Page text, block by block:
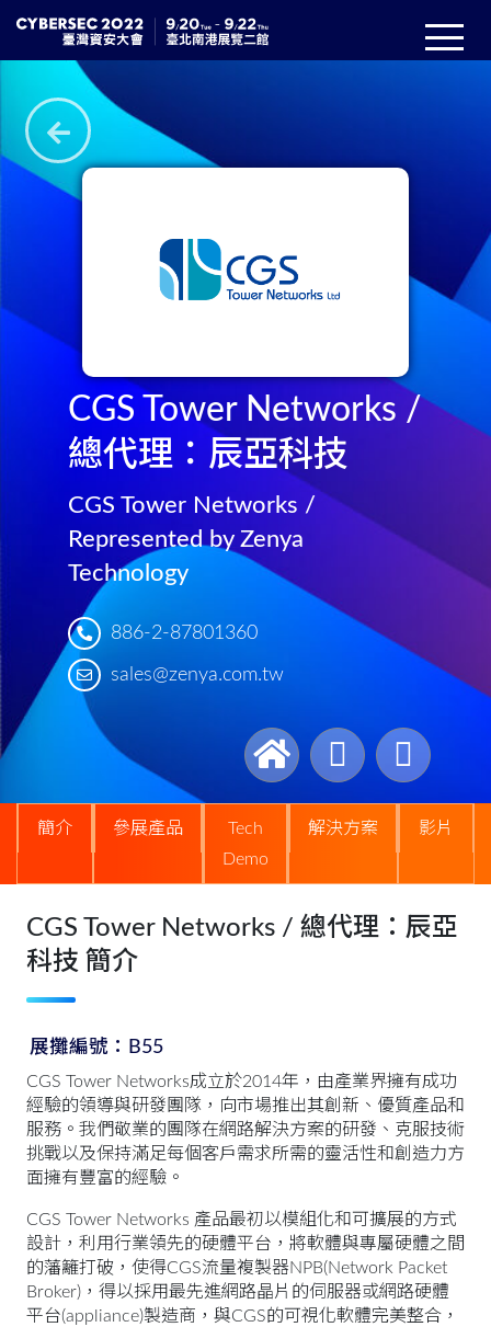
CGS Tower Networks /
總代理：辰亞科技
CGS Tower Networks /
Represented by Zenya
Technology
886-2-87801360
sales@zenya.com.tw
簡介 參展產品
Tech
Demo
解決方案 影片
CGS Tower Networks / 總代理：辰亞
科技 簡介
展攤編號：B55
CGS Tower Networks成立於2014年，由產業界擁有成功
經驗的領導與研發團隊，向市場推出其創新、優質產品和
服務。我們敬業的團隊在網路解決方案的研發、克服技術
挑戰以及保持滿足每個客戶需求所需的靈活性和創造力方
面擁有豐富的經驗。
CGS Tower Networks 產品最初以模組化和可擴展的方式
設計，利用行業領先的硬體平台，將軟體與專屬硬體之間
的藩籬打破，使得CGS流量複製器NPB(Network Packet
Broker)，得以採用最先進網路晶片的伺服器或網路硬體
平台(appliance)製造商，與CGS的可視化軟體完美整合，